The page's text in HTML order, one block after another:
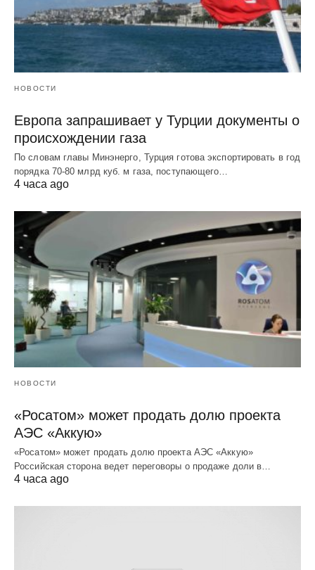
НОВОСТИ
Европа запрашивает у Турции документы о
происхождении газа
По словам главы Минэнерго, Турция готова экспортировать в год
порядка 70-80 млрд куб. м газа, поступающего…
4 часа ago
НОВОСТИ
«Росатом» может продать долю проекта
АЭС «Аккую»
«Росатом» может продать долю проекта АЭС «Аккую»
Российская сторона ведет переговоры о продаже доли в…
4 часа ago